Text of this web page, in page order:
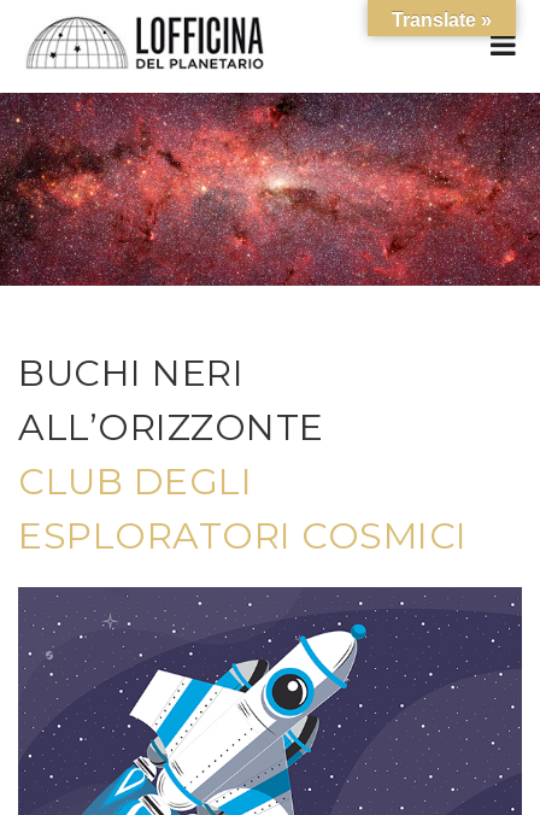
BUCHI NERI
ALL’ORIZZONTE
CLUB DEGLI
ESPLORATORI COSMICI
Translate »